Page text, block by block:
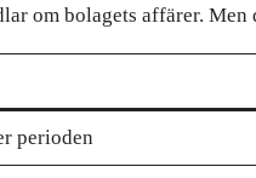
om bolagets affärer. Men
perioden